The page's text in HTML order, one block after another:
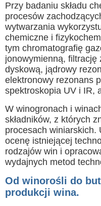
Przy badaniu składu
procesów
wytwarzania
chemiczne i
tym chromatografię
jonowymienną, filtrację
dyskową, jądrowy
elektronowy rezonans
spektroskopia UV i IR,
W winogronach i
składników, z których
procesach winiarskich.
ocenę istniejącej
rodzajów win i
wydajnych metod
Od winorośli do
produkcji wina.